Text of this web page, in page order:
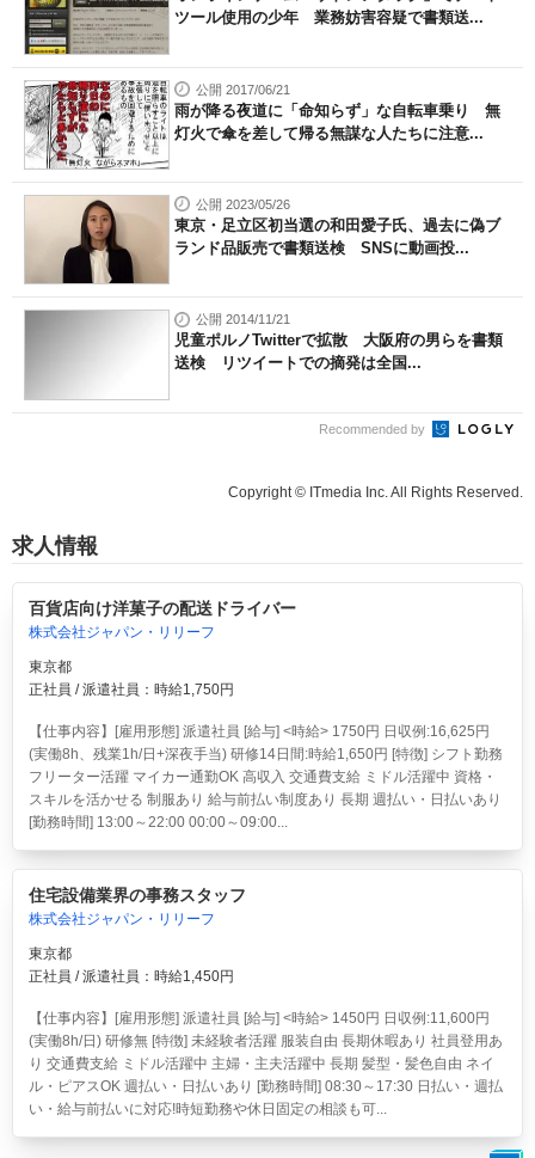
ツール使用の少年 業務妨害容疑で書類送...
公開 2017/06/21
雨が降る夜道に「命知らず」な自転車乗り 無
灯火で傘を差して帰る無謀な人たちに注意...
公開 2023/05/26
東京・足立区初当選の和田愛子氏、過去に偽ブ
ランド品販売で書類送検 SNSに動画投...
公開 2014/11/21
児童ポルノTwitterで拡散 大阪府の男らを書類
送検 リツイートでの摘発は全国...
Recommended by
Copyright © ITmedia Inc. All Rights Reserved.
求人情報
百貨店向け洋菓子の配送ドライバー
株式会社ジャパン・リリーフ
東京都
正社員 / 派遣社員：時給1,750円
【仕事内容】[雇用形態] 派遣社員 [給与] <時給> 1750円 日収例:16,625円
(実働8h、残業1h/日+深夜手当) 研修14日間:時給1,650円 [特徴] シフト勤務
フリーター活躍 マイカー通勤OK 高収入 交通費支給 ミドル活躍中 資格・
スキルを活かせる 制服あり 給与前払い制度あり 長期 週払い・日払いあり
[勤務時間] 13:00～22:00 00:00～09:00...
住宅設備業界の事務スタッフ
株式会社ジャパン・リリーフ
東京都
正社員 / 派遣社員：時給1,450円
【仕事内容】[雇用形態] 派遣社員 [給与] <時給> 1450円 日収例:11,600円
(実働8h/日) 研修無 [特徴] 未経験者活躍 服装自由 長期休暇あり 社員登用あ
り 交通費支給 ミドル活躍中 主婦・主夫活躍中 長期 髪型・髪色自由 ネイ
ル・ピアスOK 週払い・日払いあり [勤務時間] 08:30～17:30 日払い・週払
い・給与前払いに対応!時短勤務や休日固定の相談も可...